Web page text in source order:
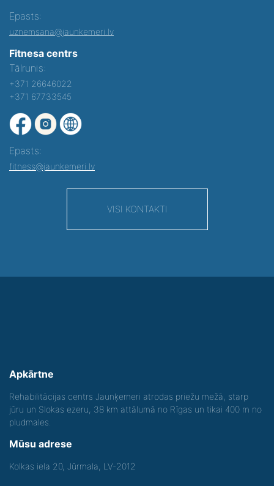
Epasts:
uznemsana@jaunkemeri.lv
Fitnesa centrs
Tālrunis:
+371 26646022
+371 67733545
Epasts:
fitness@jaunkemeri.lv
VISI KONTAKTI
Apkārtne
Rehabilitācijas centrs Jaunķemeri atrodas priežu mežā, starp
jūru un Slokas ezeru, 38 km attālumā no Rīgas un tikai 400 m no
pludmales.
Mūsu adrese
Kolkas iela 20, Jūrmala, LV-2012